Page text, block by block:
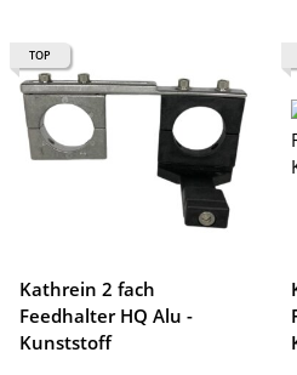
TOP
Kathrein 2 fach
Feedhalter HQ Alu -
Kunststoff